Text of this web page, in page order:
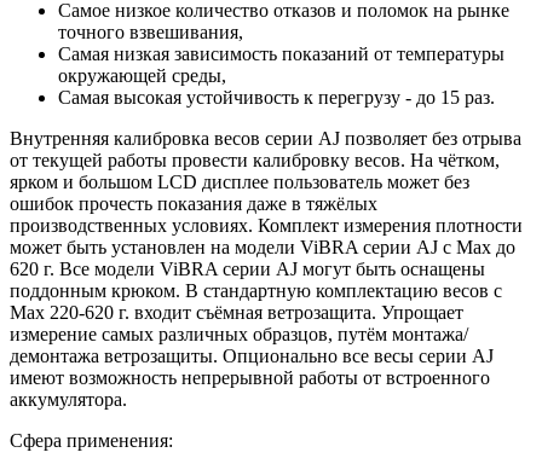
Самое низкое количество отказов и поломок на рынке
точного взвешивания,
Самая низкая зависимость показаний от температуры
окружающей среды,
Самая высокая устойчивость к перегрузу - до 15 раз.
Внутренняя калибровка весов серии AJ позволяет без отрыва
от текущей работы провести калибровку весов. На чётком,
ярком и большом LCD дисплее пользователь может без
ошибок прочесть показания даже в тяжёлых
производственных условиях. Комплект измерения плотности
может быть установлен на модели ViBRA серии AJ с Max до
620 г. Все модели ViBRA серии AJ могут быть оснащены
поддонным крюком. В стандартную комплектацию весов с
Max 220-620 г. входит съёмная ветрозащита. Упрощает
измерение самых различных образцов, путём монтажа/
демонтажа ветрозащиты. Опционально все весы серии AJ
имеют возможность непрерывной работы от встроенного
аккумулятора.
Сфера применения: